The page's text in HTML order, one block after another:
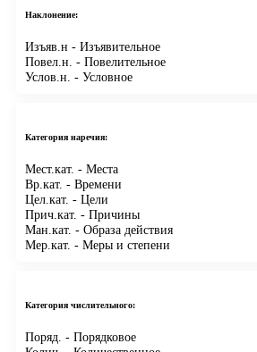
Наклонение:
Изъяв.н - Изъявительное
Повел.н. - Повелительное
Услов.н. - Условное
Категория наречия:
Мест.кат. - Места
Вр.кат. - Времени
Цел.кат. - Цели
Прич.кат. - Причины
Ман.кат. - Образа действия
Мер.кат. - Меры и степени
Категория числительного:
Поряд. - Порядковое